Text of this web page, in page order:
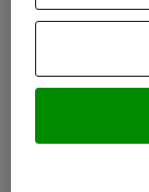
Facebook